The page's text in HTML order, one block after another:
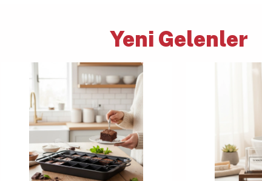
Yeni Gelenler